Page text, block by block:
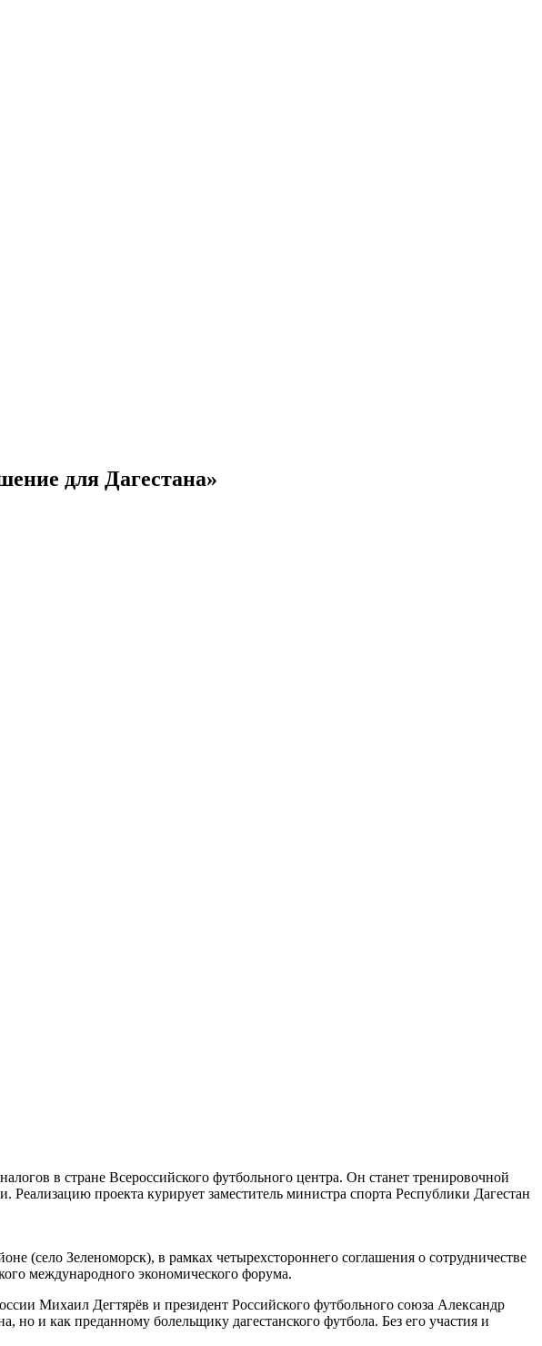
для Дагестана»
в стране Всероссийского футбольного центра. Он станет тренировочной
проекта курирует заместитель министра спорта Республики Дагестан
(село Зеленоморск), в рамках четырехстороннего соглашения о сотрудничестве
международного экономического форума.
Михаил Дегтярёв и президент Российского футбольного союза Александр
и как преданному болельщику дагестанского футбола. Без его участия и